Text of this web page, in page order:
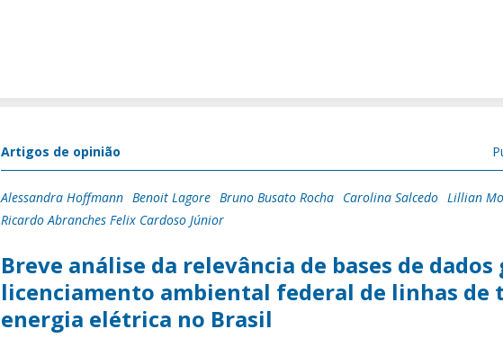
Artigos de opinião
Alessandra Hoffmann Benoit Lagore Bruno Busato Rocha Carolina Salcedo Lillian
Ricardo Abranches Felix Cardoso Júnior
Breve análise da relevância de bases de
licenciamento ambiental federal de linhas de
energia elétrica no Brasil